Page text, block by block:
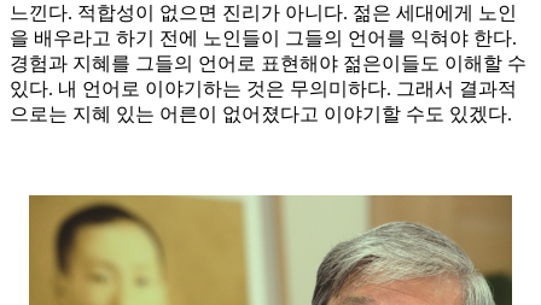
느낀다. 적합성이 없으면 진리가 아니다. 젊은 세대에게 노인
을 배우라고 하기 전에 노인들이 그들의 언어를 익혀야 한다.
경험과 지혜를 그들의 언어로 표현해야 젊은이들도 이해할 수
있다. 내 언어로 이야기하는 것은 무의미하다. 그래서 결과적
으로는 지혜 있는 어른이 없어졌다고 이야기할 수도 있겠다.